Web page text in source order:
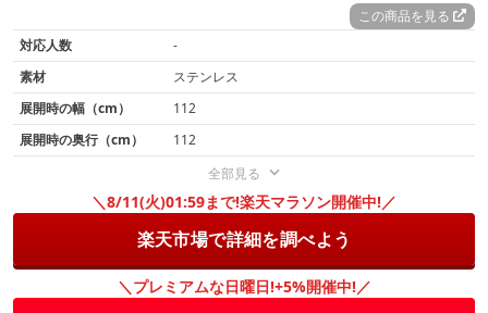
この商品を見る
対応人数
-
素材
ステンレス
展開時の幅（cm）
112
展開時の奥行（cm）
112
全部見る
＼8/11(火)01:59まで!楽天マラソン開催中!／
楽天市場で詳細を調べよう
＼プレミアムな日曜日!+5%開催中!／